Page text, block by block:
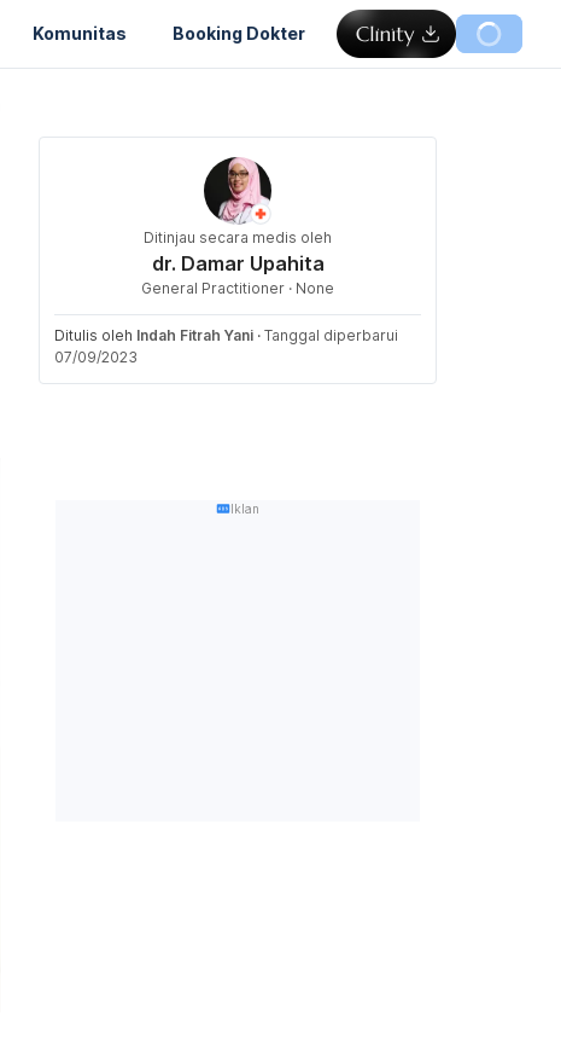
Komunitas Booking Dokter
Ditinjau secara medis oleh
dr. Damar Upahita
General Practitioner · None
Ditulis oleh Indah Fitrah Yani · Tanggal diperbarui
07/09/2023
Iklan